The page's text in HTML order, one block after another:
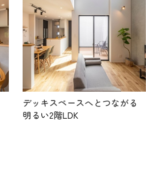
デッキスペースへとつながる
明るい2階LDK